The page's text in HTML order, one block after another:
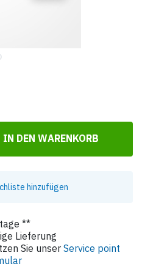
IN DEN WARENKORB
hinzufügen
**
Lieferung
Sie unser Service point